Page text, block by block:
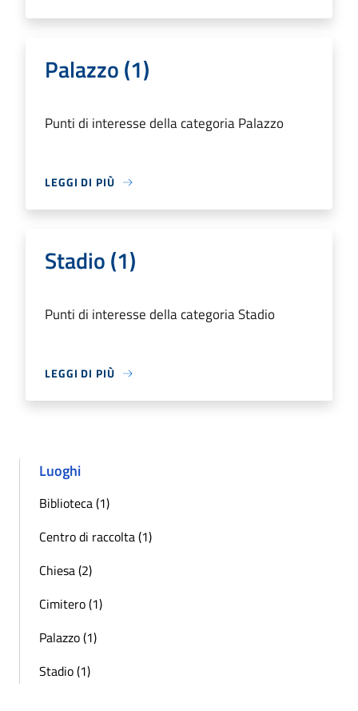
Palazzo (1)
Punti di interesse della categoria Palazzo
LEGGI DI PIÙ
Stadio (1)
Punti di interesse della categoria Stadio
LEGGI DI PIÙ
Luoghi
Biblioteca (1)
Centro di raccolta (1)
Chiesa (2)
Cimitero (1)
Palazzo (1)
Stadio (1)